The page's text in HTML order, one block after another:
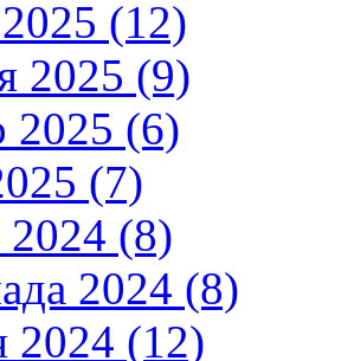
2025 (12)
2025 (9)
2025 (6)
(7)
2024 (8)
2024 (8)
2024 (12)